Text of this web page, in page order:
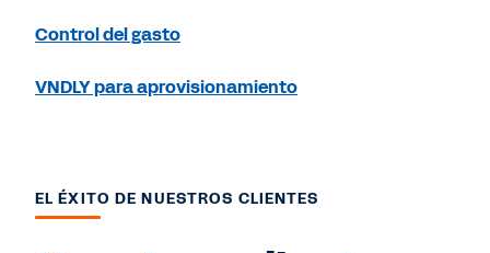
Control del gasto
VNDLY para aprovisionamiento
EL ÉXITO DE NUESTROS CLIENTES